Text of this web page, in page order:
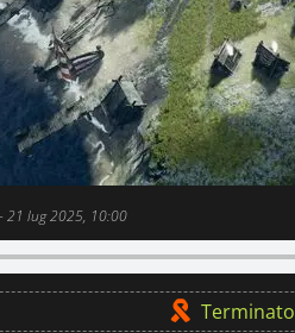
-21 lug 2025, 10:00
Terminato